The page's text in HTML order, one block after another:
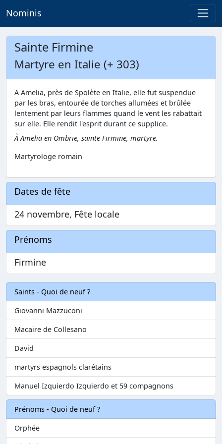
Nominis
Sainte Firmine
Martyre en Italie (+ 303)
A Amelia, près de Spolète en Italie, elle fut suspendue
par les bras, entourée de torches allumées et brûlée
lentement par leurs flammes quand le vent les rabattait
sur elle. Elle rendit l'esprit durant ce supplice.
À Amelia en Ombrie, sainte Firmine, martyre.
Martyrologe romain
Dates de fête
24 novembre, Fête locale
Prénoms
Firmine
Saints - Quoi de neuf ?
Giovanni Mazzuconi
Macaire de Collesano
David
martyrs espagnols clarétains
Manuel Izquierdo Izquierdo et 59 compagnons
Prénoms - Quoi de neuf ?
Orphée